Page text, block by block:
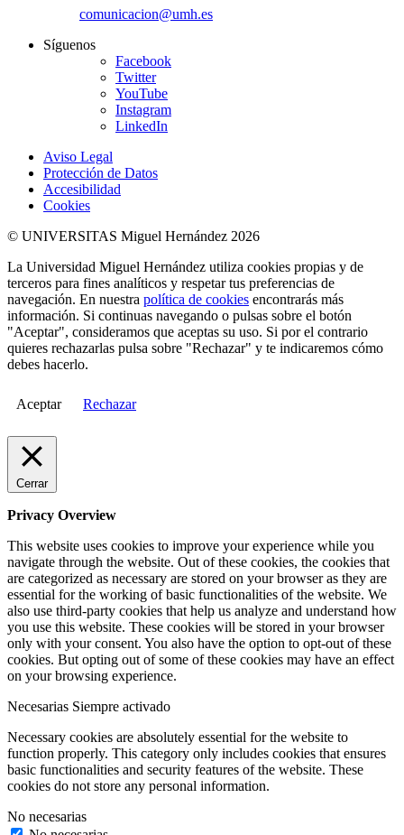
comunicacion@umh.es
Síguenos
Facebook
Twitter
YouTube
Instagram
LinkedIn
Aviso Legal
Protección de Datos
Accesibilidad
Cookies
© UNIVERSITAS Miguel Hernández 2026
La Universidad Miguel Hernández utiliza cookies propias y de
terceros para fines analíticos y respetar tus preferencias de
navegación. En nuestra política de cookies encontrarás más
información. Si continuas navegando o pulsas sobre el botón
"Aceptar", consideramos que aceptas su uso. Si por el contrario
quieres rechazarlas pulsa sobre "Rechazar" y te indicaremos cómo
debes hacerlo.
Aceptar Rechazar
Cerrar
Privacy Overview
This website uses cookies to improve your experience while you
navigate through the website. Out of these cookies, the cookies that
are categorized as necessary are stored on your browser as they are
essential for the working of basic functionalities of the website. We
also use third-party cookies that help us analyze and understand how
you use this website. These cookies will be stored in your browser
only with your consent. You also have the option to opt-out of these
cookies. But opting out of some of these cookies may have an effect
on your browsing experience.
Necesarias Siempre activado
Necessary cookies are absolutely essential for the website to
function properly. This category only includes cookies that ensures
basic functionalities and security features of the website. These
cookies do not store any personal information.
No necesarias